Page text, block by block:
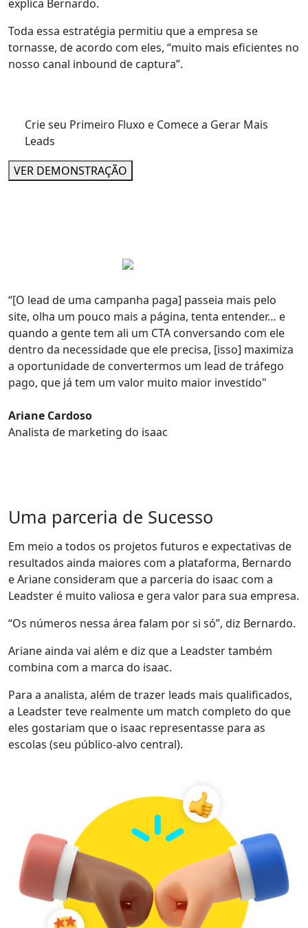
explica Bernardo.
Toda essa estratégia permitiu que a empresa se
tornasse, de acordo com eles, “muito mais eficientes no
nosso canal inbound de captura”.
Crie seu Primeiro Fluxo e Comece a Gerar Mais
Leads
VER DEMONSTRAÇÃO
“[O lead de uma campanha paga] passeia mais pelo
site, olha um pouco mais a página, tenta entender… e
quando a gente tem ali um CTA conversando com ele
dentro da necessidade que ele precisa, [isso] maximiza
a oportunidade de convertermos um lead de tráfego
pago, que já tem um valor muito maior investido"
Ariane Cardoso
Analista de marketing do isaac
Uma parceria de Sucesso
Em meio a todos os projetos futuros e expectativas de
resultados ainda maiores com a plataforma, Bernardo
e Ariane consideram que a parceria do isaac com a
Leadster é muito valiosa e gera valor para sua empresa.
“Os números nessa área falam por si só”, diz Bernardo.
Ariane ainda vai além e diz que a Leadster também
combina com a marca do isaac.
Para a analista, além de trazer leads mais qualificados,
a Leadster teve realmente um match completo do que
eles gostariam que o isaac representasse para as
escolas (seu público-alvo central).